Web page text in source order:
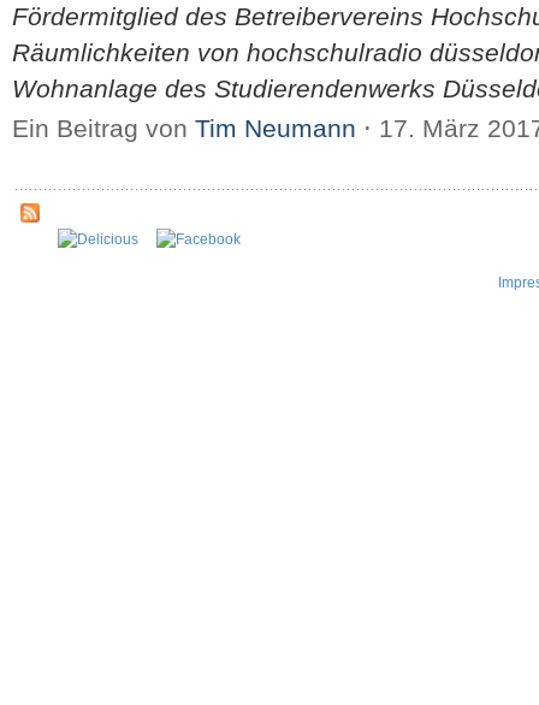
Fördermitglied des Betreibervereins
Räumlichkeiten von hochschulradio
Wohnanlage des Studierendenwerks
Ein Beitrag von Tim Neumann ⋅ 17. März